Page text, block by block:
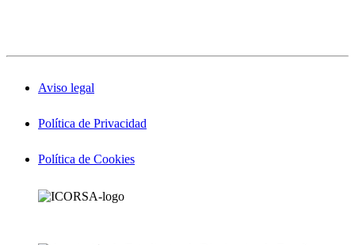
Aviso legal
Política de Privacidad
Política de Cookies